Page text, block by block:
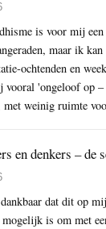
is voor mij
maar ik
ochtenden en
vooral 'ongeloof op –
weinig ruimte
en denkers – de
dat dit op
is om met